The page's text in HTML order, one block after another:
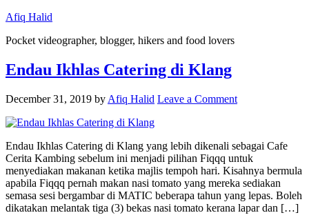
Afiq Halid
Pocket videographer, blogger, hikers and food lovers
Endau Ikhlas Catering di Klang
December 31, 2019 by Afiq Halid Leave a Comment
Endau Ikhlas Catering di Klang yang lebih dikenali sebagai Cafe
Cerita Kambing sebelum ini menjadi pilihan Fiqqq untuk
menyediakan makanan ketika majlis tempoh hari. Kisahnya bermula
apabila Fiqqq pernah makan nasi tomato yang mereka sediakan
semasa sesi bergambar di MATIC beberapa tahun yang lepas. Boleh
dikatakan melantak tiga (3) bekas nasi tomato kerana lapar dan […]